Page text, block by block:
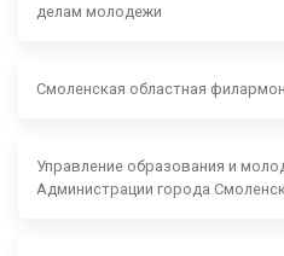
делам молодежи
Смоленская областная
Управление образования и
Администрации города